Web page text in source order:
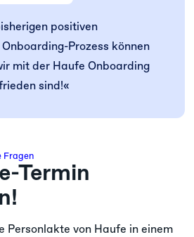
positiven
Prozess können
mit der Haufe Onboarding
sind!«
Fragen
Termin
Personlakte von Haufe in einem